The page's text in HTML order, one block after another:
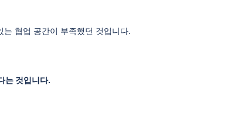
협업 공간이 부족했던 것입니다.
는 것입니다.